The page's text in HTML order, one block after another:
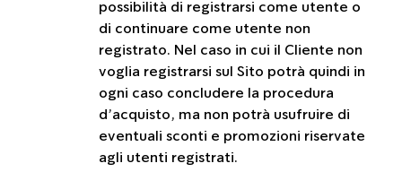
possibilità di registrarsi come utente o
di continuare come utente non
registrato. Nel caso in cui il Cliente non
voglia registrarsi sul Sito potrà quindi in
ogni caso concludere la procedura
d’acquisto, ma non potrà usufruire di
eventuali sconti e promozioni riservate
agli utenti registrati.